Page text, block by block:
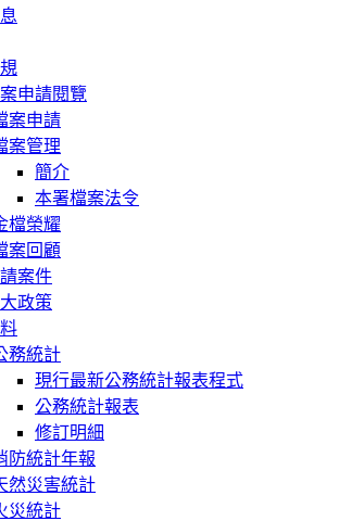
申請閱覽
案申請
案管理
簡介
本署檔案法令
檔榮耀
案回顧
案件
政策
務統計
現行最新公務統計報表程式
公務統計報表
修訂明細
防統計年報
然災害統計
災統計